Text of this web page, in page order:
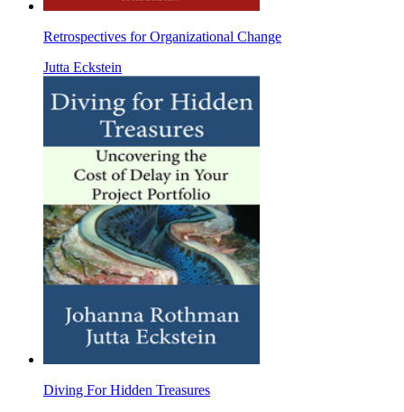
Retrospectives for Organizational Change
Jutta Eckstein
Diving For Hidden Treasures